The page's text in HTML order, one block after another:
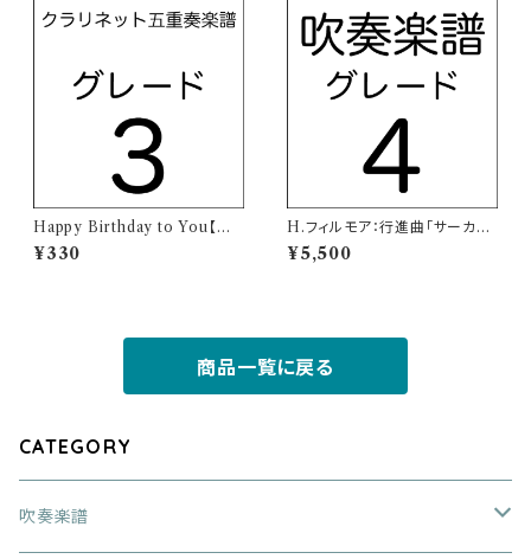
Happy Birthday to You【クラ
リネット三重奏楽譜】
¥330
H.フィルモア：行進曲「サーカ
ス・ビー」【吹奏楽譜】
¥5,500
商品一覧に戻る
CATEGORY
吹奏楽譜